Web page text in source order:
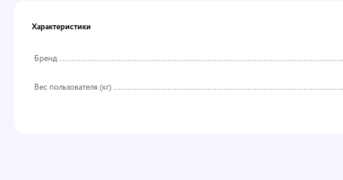
Характеристики
Бренд
Вес пользователя (кг)